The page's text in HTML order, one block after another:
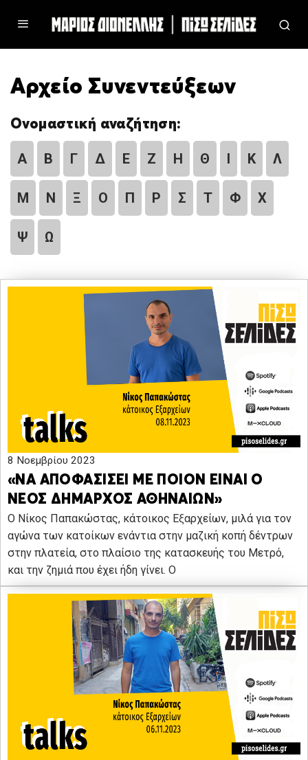
Αρχείο Συνεντεύξεων
Ονομαστική αναζήτηση:
Α Β Γ Δ Ε Ζ Η Θ Ι Κ Λ
Μ Ν Ξ Ο Π Ρ Σ Τ Φ Χ
Ψ Ω
8 Νοεμβρίου 2023
«ΝΑ ΑΠΟΦΑΣΙΣΕΙ ΜΕ ΠΟΙΟΝ ΕΙΝΑΙ Ο
ΝΕΟΣ ΔΗΜΑΡΧΟΣ ΑΘΗΝΑΙΩΝ»
Ο Νίκος Παπακώστας, κάτοικος Εξαρχείων, μιλά για τον
αγώνα των κατοίκων ενάντια στην μαζική κοπή δέντρων
στην πλατεία, στο πλαίσιο της κατασκευής του Μετρό,
και την ζημιά που έχει ήδη γίνει. Ο